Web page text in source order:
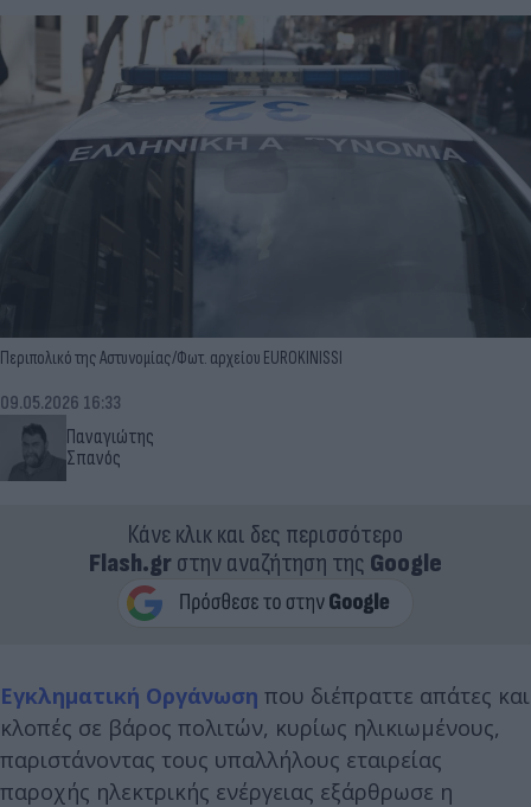
Περιπολικό της Αστυνομίας/Φωτ. αρχείου EUROKINISSI
Παναγιώτης
Σπανός
09.05.2026 16:33
Κάνε κλικ και δες περισσότερο
Flash.grστην αναζήτηση της Google
Εγκληματική Οργάνωση που διέπραττε απάτες και
κλοπές σε βάρος πολιτών, κυρίως ηλικιωμένους,
παριστάνοντας τους υπαλλήλους εταιρείας
παροχής ηλεκτρικής ενέργειας εξάρθρωσε η